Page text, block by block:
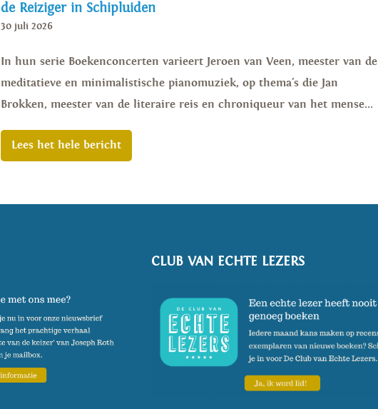
de Reiziger in Schipluiden
30 juli 2026
In hun serie Boekenconcerten varieert Jeroen van Veen, meester van de
meditatieve en minimalistische pianomuziek, op thema's die Jan
Brokken, meester van de literaire reis en chroniqueur van het mense...
Lees het hele bericht
CLUB VAN ECHTE LEZERS